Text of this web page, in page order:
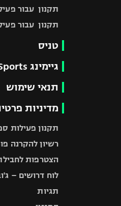
תקנון עבור
תקנון עבור פעילות
טניס
גיימינג E-Sports
תנאי שימוש
מדיניות
תקנון פעילות
רשיון להקרנה
הצטרפות
לוח דרושים –
תגיות